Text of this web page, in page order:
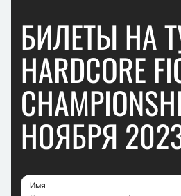
БИЛЕТЫ НА
HARDCORE
НОЯБРЯ
Имя